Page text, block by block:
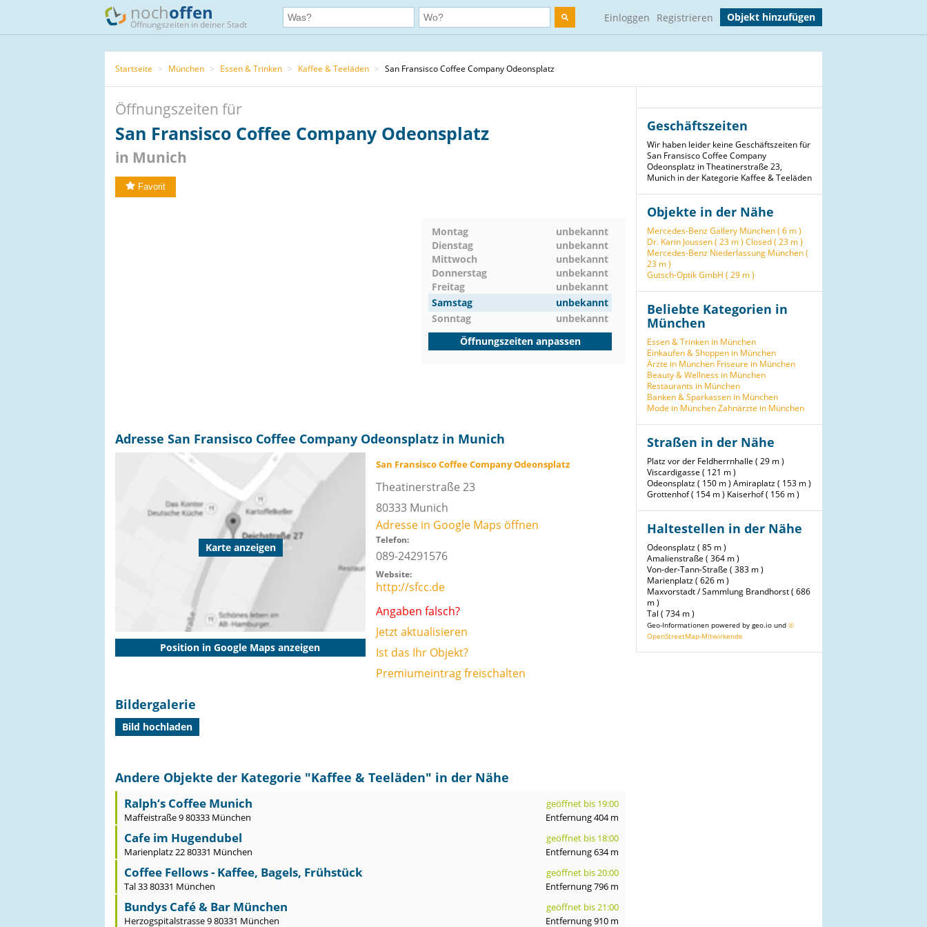
nochoffen
Öffnungszeiten in deiner Stadt
Einloggen Registrieren Objekt hinzufügen
Startseite > München > Essen & Trinken > Kaffee & Teeläden > San Fransisco Coffee Company Odeonsplatz
Öffnungszeiten für
San Fransisco Coffee Company Odeonsplatz
in Munich
Favorit
Montag
unbekannt
Dienstag
unbekannt
Mittwoch
unbekannt
Donnerstag
unbekannt
Freitag
unbekannt
Samstag
unbekannt
Sonntag
unbekannt
Öffnungszeiten anpassen
Adresse San Fransisco Coffee Company Odeonsplatz in Munich
Karte anzeigen
Position in Google Maps anzeigen
San Fransisco Coffee Company Odeonsplatz
Theatinerstraße 23
80333 Munich
Adresse in Google Maps öffnen
Telefon:
089-24291576
Website:
http://sfcc.de
Angaben falsch?
Jetzt aktualisieren
Ist das Ihr Objekt?
Premiumeintrag freischalten
Bildergalerie
Bild hochladen
Andere Objekte der Kategorie "Kaffee & Teeläden" in der Nähe
Ralph‘s Coffee Munich
geöffnet bis 19:00
Maffeistraße 9 80333 München
Entfernung 404 m
Cafe im Hugendubel
geöffnet bis 18:00
Marienplatz 22 80331 München
Entfernung 634 m
Coffee Fellows - Kaffee, Bagels, Frühstück
geöffnet bis 20:00
Tal 33 80331 München
Entfernung 796 m
Bundys Café & Bar München
geöffnet bis 21:00
Herzogspitalstrasse 9 80331 München
Entfernung 910 m
Geschäftszeiten
Wir haben leider keine Geschäftszeiten für
San Fransisco Coffee Company
Odeonsplatz in Theatinerstraße 23,
Munich in der Kategorie Kaffee & Teeläden
Objekte in der Nähe
Mercedes-Benz Gallery München ( 6 m )
Dr. Karin Joussen ( 23 m ) Closed ( 23 m )
Mercedes-Benz Niederlassung München (
23 m )
Gutsch-Optik GmbH ( 29 m )
Beliebte Kategorien in
München
Essen & Trinken in München
Einkaufen & Shoppen in München
Ärzte in München Friseure in München
Beauty & Wellness in München
Restaurants in München
Banken & Sparkassen in München
Mode in MünchenZahnärzte in München
Straßen in der Nähe
Platz vor der Feldherrnhalle ( 29 m )
Viscardigasse ( 121 m )
Odeonsplatz ( 150 m ) Amiraplatz ( 153 m )
Grottenhof ( 154 m ) Kaiserhof ( 156 m )
Haltestellen in der Nähe
Odeonsplatz ( 85 m )
Amalienstraße ( 364 m )
Von-der-Tann-Straße ( 383 m )
Marienplatz ( 626 m )
Maxvorstadt / Sammlung Brandhorst ( 686
m )
Tal ( 734 m )
Geo-Informationen powered by geo.io und ©
OpenStreetMap-Mitwirkende